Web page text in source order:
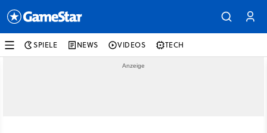
SPIELE NEWS VIDEOS TECH